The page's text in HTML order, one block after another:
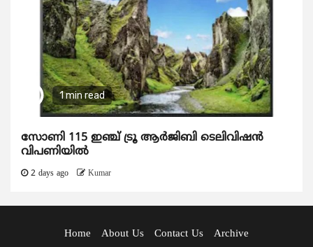
1 min read
സോണി 115 ഇഞ്ച് ട്രൂ ആർജിബി ടെലിവിഷൻ
വിപണിയിൽ
2 days ago Kumar
Home About Us Contact Us Archive